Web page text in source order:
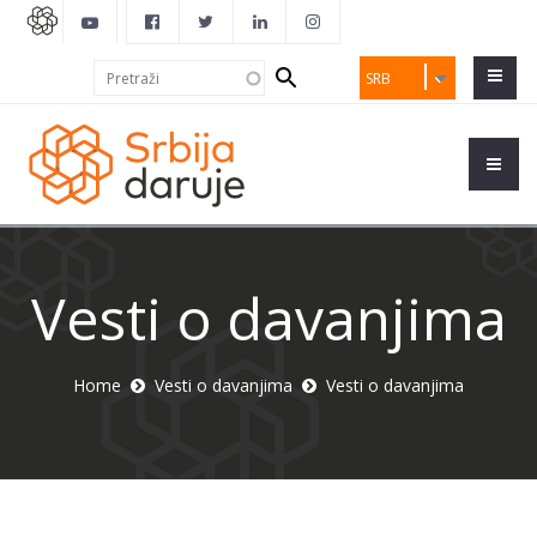
SRB
Search
form
Vesti o davanjima
Home Vesti o davanjima Vesti o davanjima